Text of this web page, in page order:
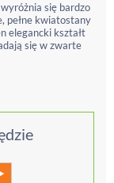
się bardzo
pełne kwiatostany
elegancki kształt
się w zwarte